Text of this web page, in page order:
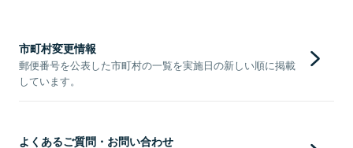
市町村変更情報
郵便番号を公表した市町村の一覧を実施日の新しい順に掲載
しています。
よくあるご質問・お問い合わせ